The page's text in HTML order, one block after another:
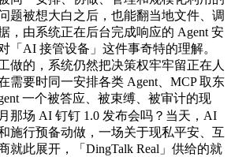
题被想大白之后，也能翻当地文件、调
，由系统正在后台完成响应的 Agent 安
「AI 接管设备」这件事奇特的理解。
做的，系统仍然把决策权牢牢留正在人
需要时同一安排各类 Agent、MCP 取东
一个被答应、被束缚、被审计的现
那场 AI 钉钉 1.0 发布会吗？当天，AI
施行预备动做，一场关于现私平安、互
就此展开，「DingTalk Real」供给的就